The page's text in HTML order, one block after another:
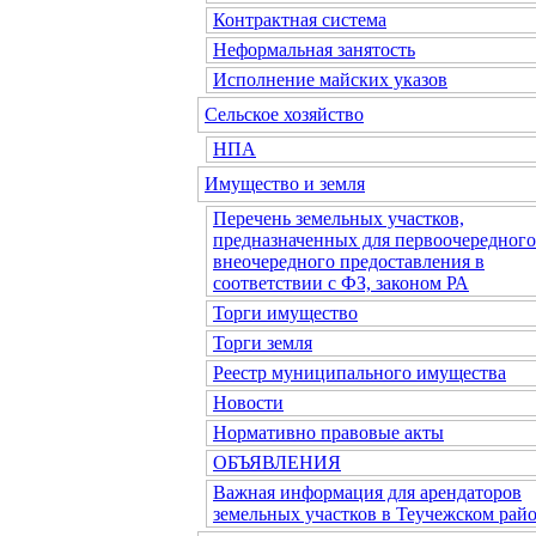
Контрактная система
Неформальная занятость
Исполнение майских указов
Сельское хозяйство
НПА
Имущество и земля
Перечень земельных участков,
предназначенных для
внеочередного предоставления в
соответствии с ФЗ, законом РА
Торги имущество
Торги земля
Реестр муниципального имущества
Новости
Нормативно правовые акты
ОБЪЯВЛЕНИЯ
Важная информация для арендаторов
земельных участков в Теучежском